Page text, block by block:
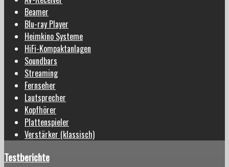
Beamer
Blu-ray Player
Heimkino Systeme
HiFi-Kompaktanlagen
Soundbars
Streaming
Fernseher
Lautsprecher
Kopfhörer
Plattenspieler
Verstärker (klassisch)
Testberichte